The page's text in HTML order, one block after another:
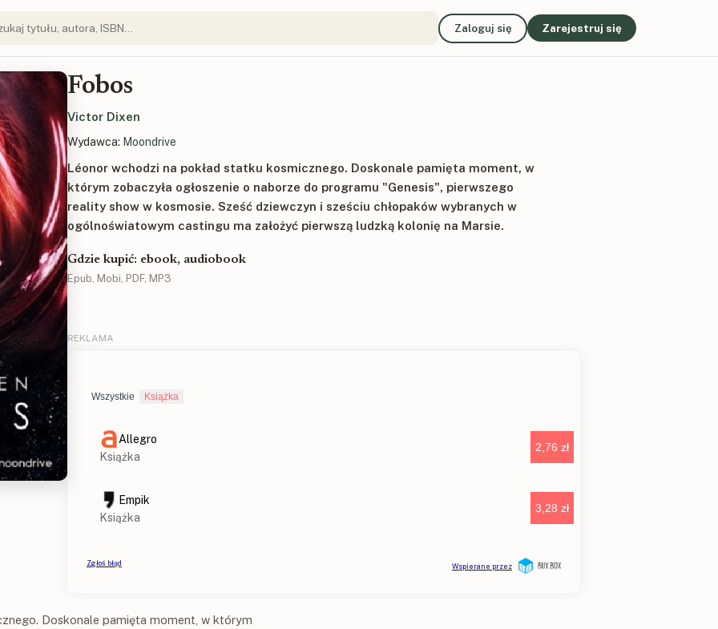
Zaloguj się Zarejestruj się
Fobos
Victor Dixen
Wydawca: Moondrive
Léonor wchodzi na pokład statku kosmicznego. Doskonale pamięta moment, w
którym zobaczyła ogłoszenie o naborze do programu "Genesis", pierwszego
reality show w kosmosie. Sześć dziewczyn i sześciu chłopaków wybranych w
ogólnoświatowym castingu ma założyć pierwszą ludzką kolonię na Marsie.
Gdzie kupić: ebook, audiobook
Epub, Mobi, PDF, MP3
Doskonale pamięta moment, w którym